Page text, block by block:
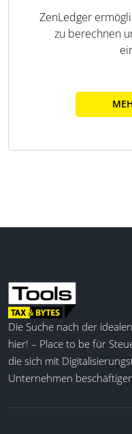
ZenLedger
zu berechnen
Die Suche nach der
hier! – Place to be für
die sich mit
Unternehmen